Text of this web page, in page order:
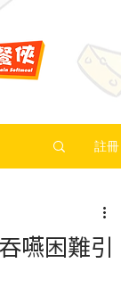
註冊
嚥困難引